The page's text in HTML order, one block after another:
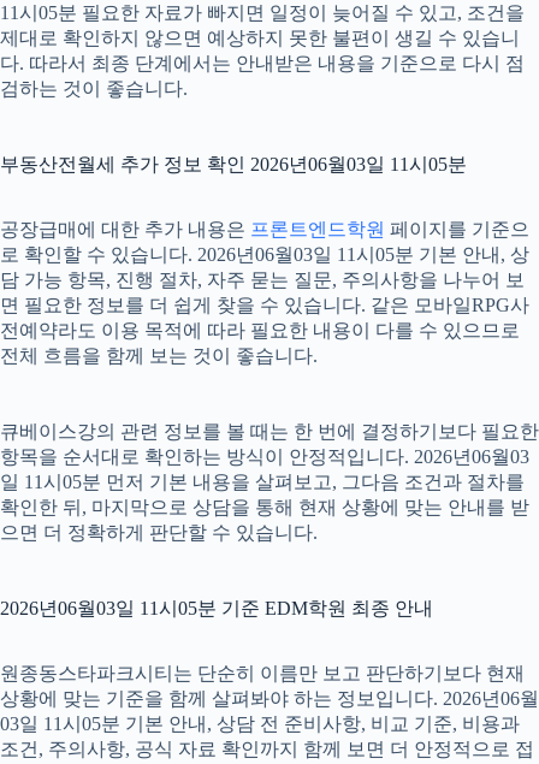
11시05분 필요한 자료가 빠지면 일정이 늦어질 수 있고, 조건을
제대로 확인하지 않으면 예상하지 못한 불편이 생길 수 있습니
다. 따라서 최종 단계에서는 안내받은 내용을 기준으로 다시 점
검하는 것이 좋습니다.
부동산전월세 추가 정보 확인 2026년06월03일 11시05분
공장급매에 대한 추가 내용은 프론트엔드학원 페이지를 기준으
로 확인할 수 있습니다. 2026년06월03일 11시05분 기본 안내, 상
담 가능 항목, 진행 절차, 자주 묻는 질문, 주의사항을 나누어 보
면 필요한 정보를 더 쉽게 찾을 수 있습니다. 같은 모바일RPG사
전예약라도 이용 목적에 따라 필요한 내용이 다를 수 있으므로
전체 흐름을 함께 보는 것이 좋습니다.
큐베이스강의 관련 정보를 볼 때는 한 번에 결정하기보다 필요한
항목을 순서대로 확인하는 방식이 안정적입니다. 2026년06월03
일 11시05분 먼저 기본 내용을 살펴보고, 그다음 조건과 절차를
확인한 뒤, 마지막으로 상담을 통해 현재 상황에 맞는 안내를 받
으면 더 정확하게 판단할 수 있습니다.
2026년06월03일 11시05분 기준 EDM학원 최종 안내
원종동스타파크시티는 단순히 이름만 보고 판단하기보다 현재
상황에 맞는 기준을 함께 살펴봐야 하는 정보입니다. 2026년06월
03일 11시05분 기본 안내, 상담 전 준비사항, 비교 기준, 비용과
조건, 주의사항, 공식 자료 확인까지 함께 보면 더 안정적으로 접